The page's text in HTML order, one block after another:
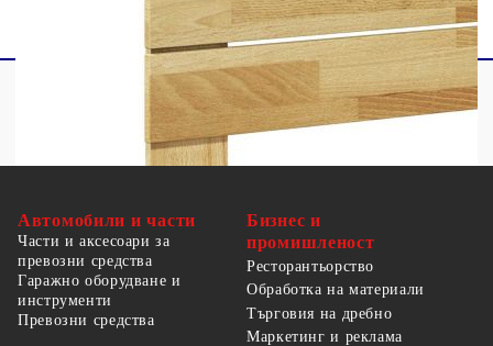
Автомобили и части
Части и аксесоари за
превозни средства
Гаражно оборудване и
инструменти
Превозни средства
Бизнес и
промишленост
Ресторантьорство
Обработка на материали
Търговия на дребно
Маркетинг и реклама